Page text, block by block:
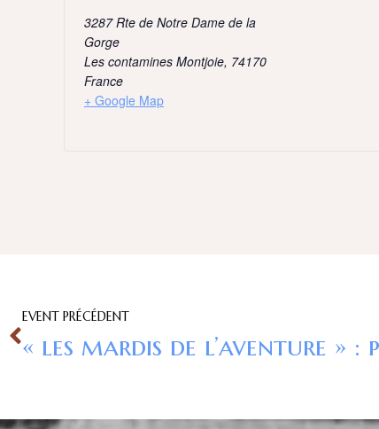
3287 Rte de Notre Dame de la
Gorge
Les contamines Montjoie, 74170
France
+ Google Map
EVENT PRÉCÉDENT